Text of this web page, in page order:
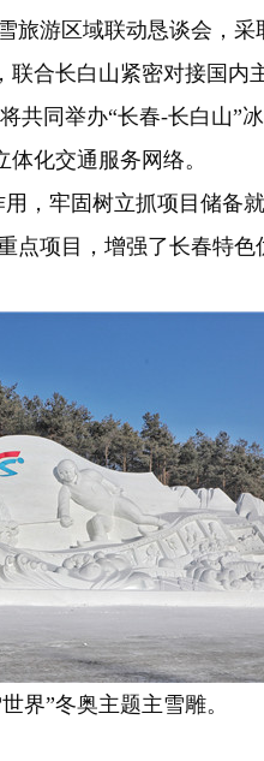
游区域联动恳谈会，采
合长白山紧密对接国
共同举办“长春-长白山”
化交通服务网络。
牢固树立抓项目储备
项目，增强了长春特色
界”冬奥主题主雪雕。